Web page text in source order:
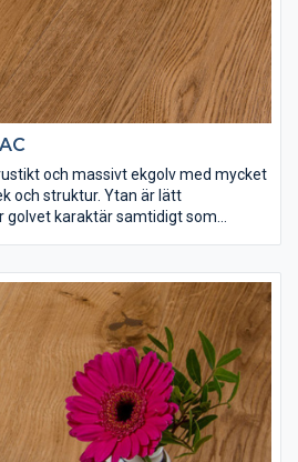
och massivt ekgolv med mycket
och struktur. Ytan är lätt
golvet karaktär samtidigt som
3062 för att få rätt finish och
på detta golv.